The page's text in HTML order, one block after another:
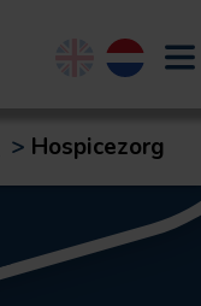
EnglishNederlands
> Hospicezorg